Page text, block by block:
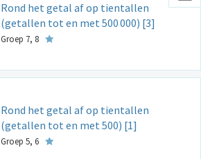
Rond het getal af op tientallen
(getallen tot en met 500000) [3]
Groep 7, 8
Rond het getal af op tientallen
(getallen tot en met 500) [1]
Groep 5, 6